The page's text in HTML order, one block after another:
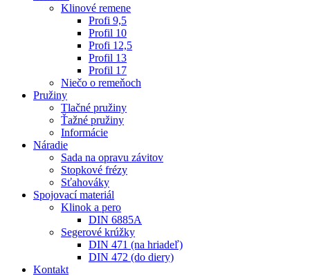
Klinové remene
Profi 9,5
Profil 10
Profi 12,5
Profil 13
Profil 17
Niečo o remeňoch
Pružiny
Tlačné pružiny
Ťažné pružiny
Informácie
Náradie
Sada na opravu závitov
Stopkové frézy
Sťahováky
Spojovací materiál
Klinok a pero
DIN 6885A
Segerové krúžky
DIN 471 (na hriadeľ)
DIN 472 (do diery)
Kontakt